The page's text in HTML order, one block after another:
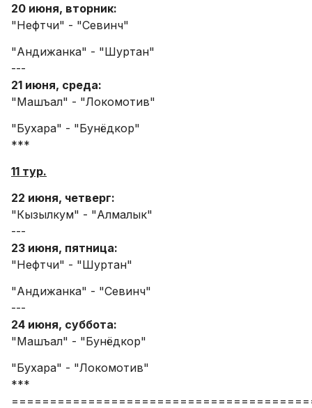
20 июня, вторник:
"Нефтчи" - "Севинч"
"Андижанка" - "Шуртан"
---
21 июня, среда:
"Машъал" - "Локомотив"
"Бухара" - "Бунёдкор"
***
11 тур.
22 июня, четверг:
"Кызылкум" - "Алмалык"
---
23 июня, пятница:
"Нефтчи" - "Шуртан"
"Андижанка" - "Севинч"
---
24 июня, суббота:
"Машъал" - "Бунёдкор"
"Бухара" - "Локомотив"
***